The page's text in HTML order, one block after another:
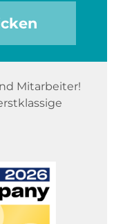
Mitarbeiter!